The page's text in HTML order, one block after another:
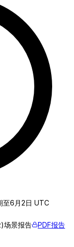
至6月2日 UTC
场景报告
PDF报告